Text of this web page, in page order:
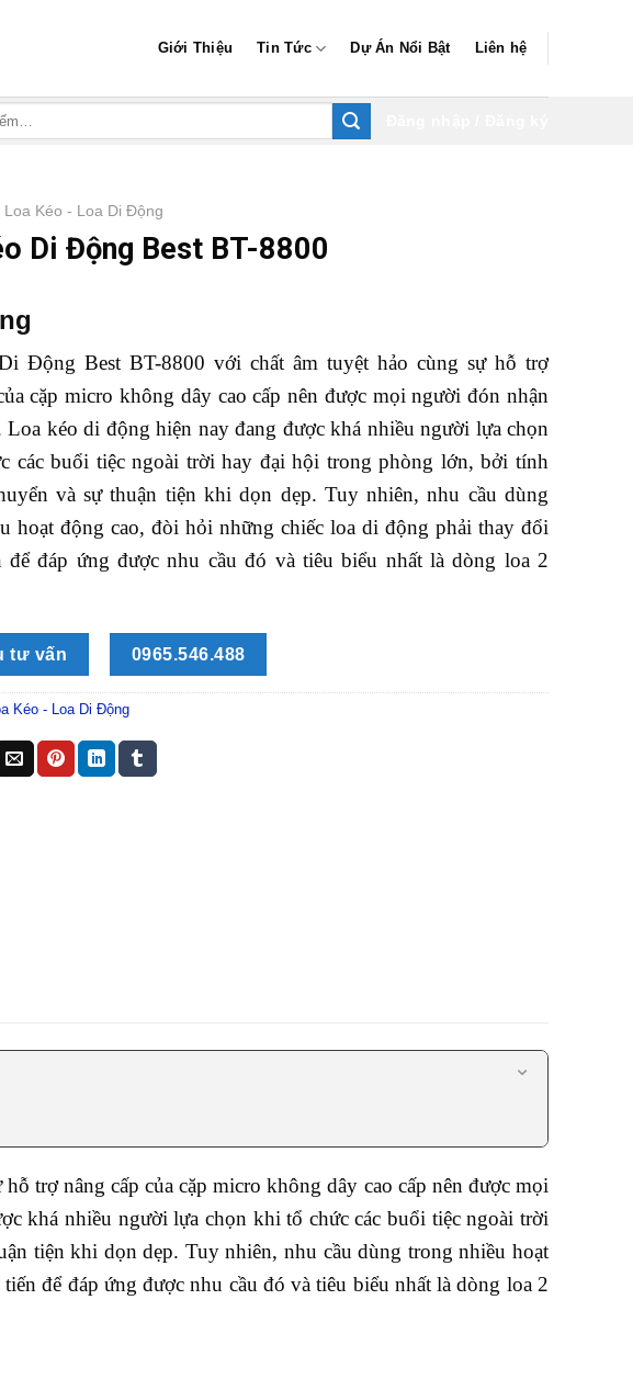
Giới Thiệu Tin Tức Dự Án Nổi Bật Liên hệ
Loa Kéo - Loa Di Động
Di Động Best BT-8800
Động Best BT-8800 với chất âm tuyệt hảo cùng sự hỗ trợ
cặp micro không dây cao cấp nên được mọi người đón nhận
Loa kéo di động hiện nay đang được khá nhiều người lựa chọn
các buổi tiệc ngoài trời hay đại hội trong phòng lớn, bởi tính
và sự thuận tiện khi dọn dẹp. Tuy nhiên, nhu cầu dùng
hoạt động cao, đòi hỏi những chiếc loa di động phải thay đổi
để đáp ứng được nhu cầu đó và tiêu biểu nhất là dòng loa 2
tư vấn 0965.546.488
Kéo - Loa Di Động
trợ nâng cấp của cặp micro không dây cao cấp nên được mọi
khá nhiều người lựa chọn khi tổ chức các buổi tiệc ngoài trời
tiện khi dọn dẹp. Tuy nhiên, nhu cầu dùng trong nhiều hoạt
để đáp ứng được nhu cầu đó và tiêu biểu nhất là dòng loa 2